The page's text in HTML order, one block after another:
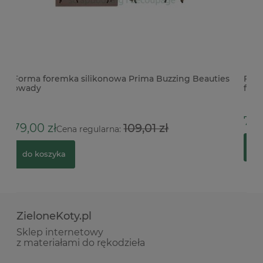
Forma foremka silikonowa Stamperia A5 Gear up
for Christmas Cozy Houses domki
79,91 zł
ZieloneKoty.pl
Sklep internetowy
z materiałami do rękodzieła